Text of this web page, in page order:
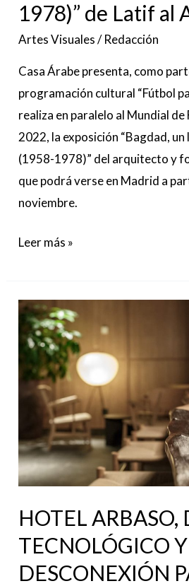
1978)” de Latif al
Artes Visuales/Redacción
Casa Árabe presenta, como
programación cultural “Fútbol
realiza en paralelo al Mundial
2022, la exposición “Bagdad,
(1958-1978)” del arquitecto y
que podrá verse en Madrid a
noviembre.
Leer más »
HOTEL ARBASO,
TECNOLÓGICO Y
DESCONEXIÓN
HOTEL
ARBASO,
DÉTOX
TECNOLÓGICO
Y
DESCONEXIÓN
PARA
AQUELLOS
QUE
BUSCAN
ALGO
MÁS
QUE